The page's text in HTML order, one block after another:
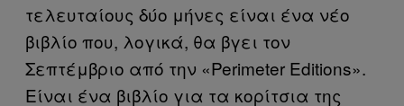
τελευταίους δύο μήνες είναι ένα νέο
βιβλίο που, λογικά, θα βγει τον
Σεπτέμβριο από την «Perimeter Editions».
Είναι ένα βιβλίο για τα κορίτσια της